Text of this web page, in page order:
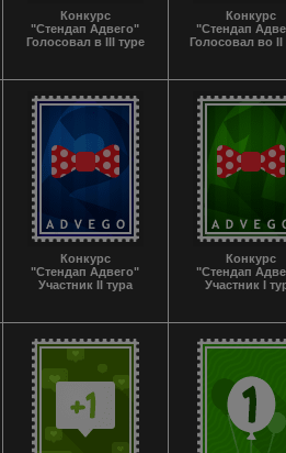
Конкурс
"Стендап Адвего"
Голосовал в III туре
Конкурс
"Стендап
Голосовал во II
Конкурс
"Стендап Адвего"
Участник II тура
Конкурс
"Стендап
Участник I